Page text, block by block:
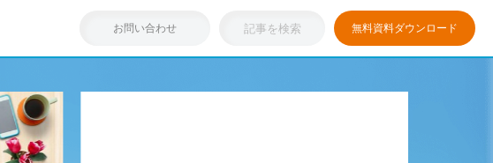
お問い合わせ 無料資料ダウンロード